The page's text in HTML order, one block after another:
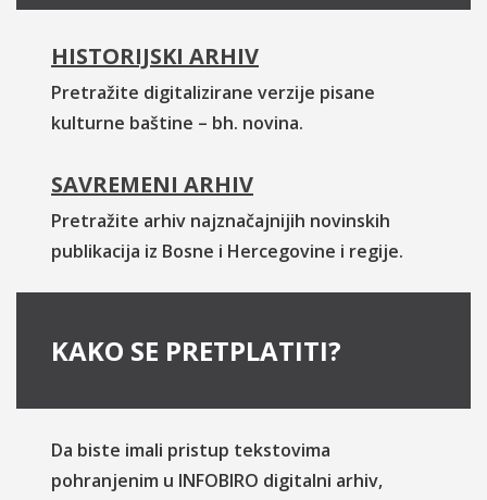
HISTORIJSKI ARHIV
Pretražite digitalizirane verzije pisane
kulturne baštine – bh. novina.
SAVREMENI ARHIV
Pretražite arhiv najznačajnijih novinskih
publikacija iz Bosne i Hercegovine i regije.
KAKO SE PRETPLATITI?
Da biste imali pristup tekstovima
pohranjenim u INFOBIRO digitalni arhiv,